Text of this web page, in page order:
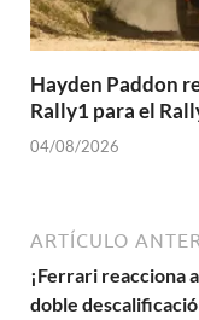
Hayden Paddon
Rally1 para el
04/08/2026
ARTÍCULO
¡Ferrari reacciona
doble